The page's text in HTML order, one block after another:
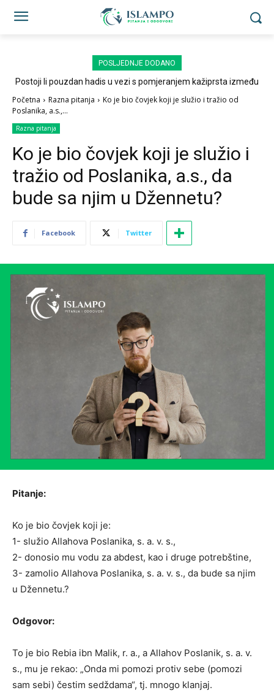
POSLJEDNJE DODANO
Postoji li pouzdan hadis u vezi s pomjeranjem kažiprsta između
Početna Razna pitanja
Ko je bio čovjek koji je služio i tražio od
Poslanika, a.s.,...
Razna pitanja
Ko je bio čovjek koji je služio i
tražio od Poslanika, a.s., da
bude sa njim u Džennetu?
Facebook Twitter
Pitanje:
Ko je bio čovjek koji je:
1- služio Allahova Poslanika, s. a. v. s.,
2- donosio mu vodu za abdest, kao i druge potrebštine,
3- zamolio Allahova Poslanika, s. a. v. s., da bude sa njim
u Džennetu.?
Odgovor:
To je bio Rebia ibn Malik, r. a., a Allahov Poslanik, s. a. v.
s., mu je rekao: „Onda mi pomozi protiv sebe (pomozi
sam sebi) čestim sedždama“, tj. mnogo klanjaj.